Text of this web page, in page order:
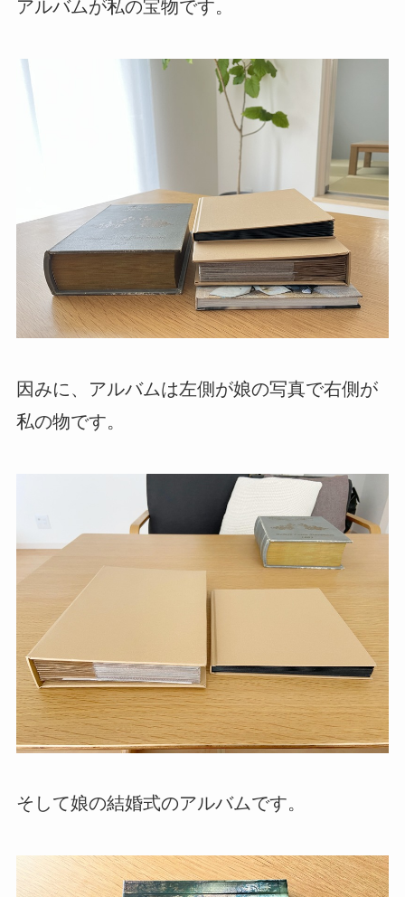
アルバムが私の宝物です。
因みに、アルバムは左側が娘の写真で右側が
私の物です。
そして娘の結婚式のアルバムです。